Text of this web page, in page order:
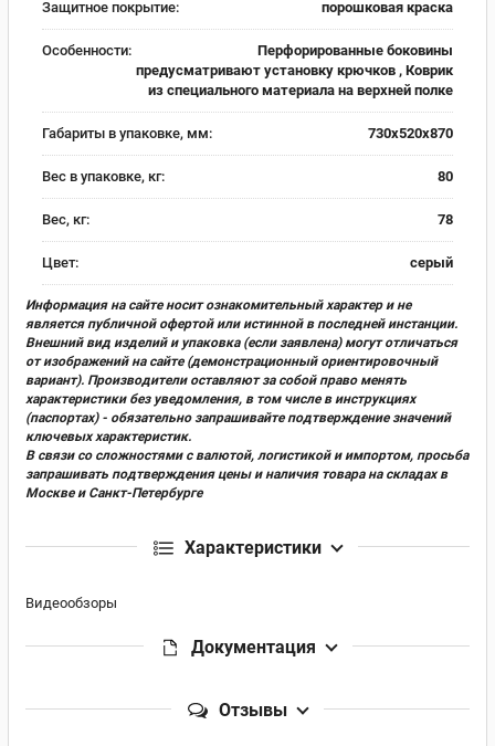
Защитное покрытие: порошковая краска
Особенности:
Перфорированные боковины
предусматривают установку крючков , Коврик
из специального материала на верхней полке
Габариты в упаковке, мм: 730х520х870
Вес в упаковке, кг: 80
Вес, кг: 78
Цвет: серый
Информация на сайте носит ознакомительный характер и не
является публичной офертой или истинной в последней инстанции.
Внешний вид изделий и упаковка (если заявлена) могут отличаться
от изображений на сайте (демонстрационный ориентировочный
вариант). Производители оставляют за собой право менять
характеристики без уведомления, в том числе в инструкциях
(паспортах) - обязательно запрашивайте подтверждение значений
ключевых характеристик.
В связи со сложностями с валютой, логистикой и импортом, просьба
запрашивать подтверждения цены и наличия товара на складах в
Москве и Санкт-Петербурге
Характеристики
Видеообзоры
Документация
Отзывы